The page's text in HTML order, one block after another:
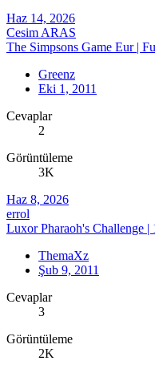
Haz 14, 2026
Cesim ARAS
The Simpsons Game Eur |
Greenz
Eki 1, 2011
Cevaplar
2
Görüntüleme
3K
Haz 8, 2026
errol
Luxor Pharaoh's Challenge |
ThemaXz
Şub 9, 2011
Cevaplar
3
Görüntüleme
2K